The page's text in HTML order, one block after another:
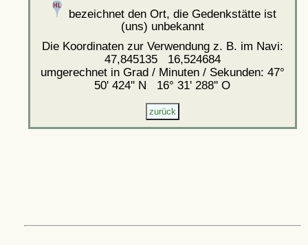
bezeichnet den Ort, die Gedenkstätte ist
(uns) unbekannt
Die Koordinaten zur Verwendung z. B. im Navi:
47,845135 16,524684
umgerechnet in Grad / Minuten / Sekunden: 47°
50' 424'' N 16° 31' 288'' O